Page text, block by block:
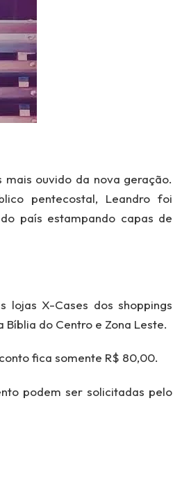
ouvido da nova geração.
pentecostal, Leandro foi
país estampando capas de
lojas X-Cases dos shoppings
Bíblia do Centro e Zona Leste.
fica somente R$ 80,00.
podem ser solicitadas pelo